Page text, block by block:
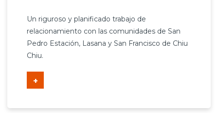
Acceso trabajadores/as
Un riguroso y planificado trabajo de
relacionamiento con las comunidades de San
Pedro Estación, Lasana y San Francisco de Chiu
Chiu.
+